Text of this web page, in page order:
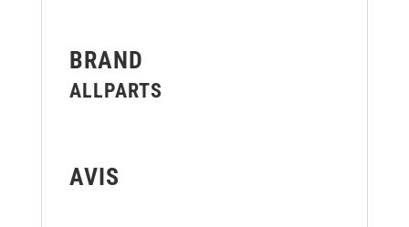
BRAND
ALLPARTS
AVIS